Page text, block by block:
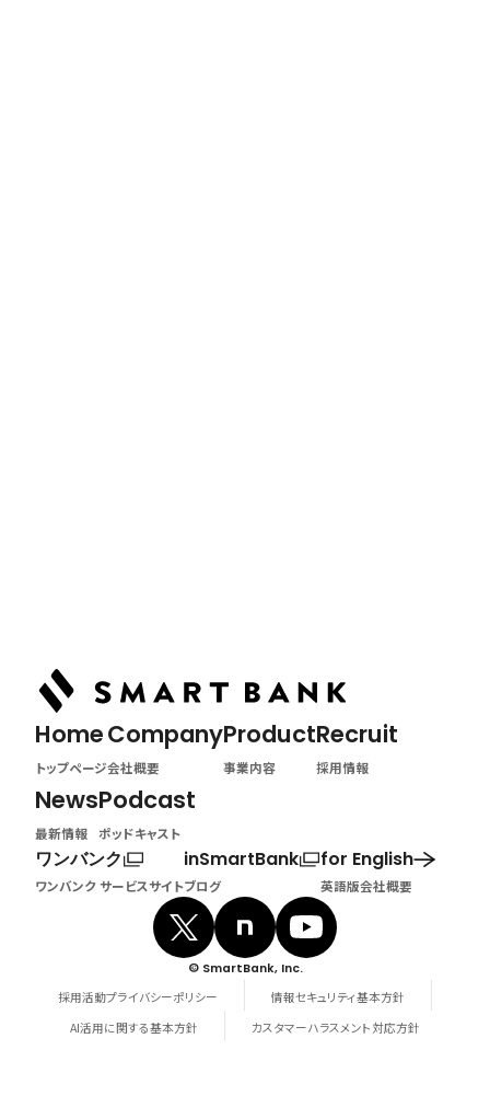
Home
トップページ
Company
会社概要
Product
事業内容
Recruit
採用情報
News
最新情報
Podcast
ポッドキャスト
ワンバンク
ワンバンク サービスサイト
inSmartBank
ブログ
for English
英語版会社概要
© SmartBank, Inc.
採用活動プライバシーポリシー
情報セキュリティ基本方針
AI活用に関する基本方針
カスタマーハラスメント対応方針